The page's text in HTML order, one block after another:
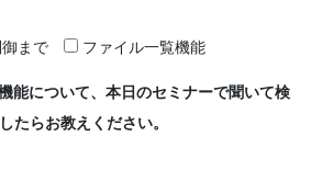
まで
ファイル一覧機能
能について、本日のセミナーで聞いて検
たらお教えください。